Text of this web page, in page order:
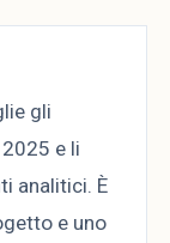
gli
e li
analitici. È
e uno